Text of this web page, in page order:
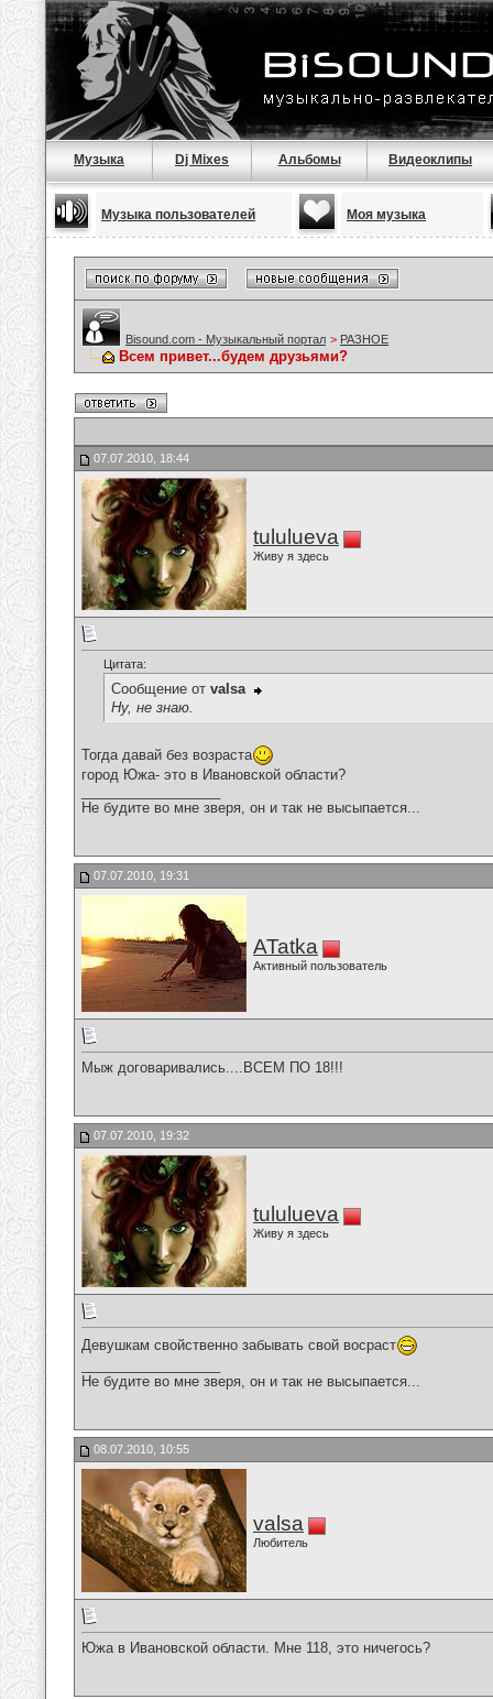
Музыка Dj Mixes Альбомы Видеоклипы
Музыка пользователей Моя музыка
Bisound.com - Музыкальный портал > РАЗНОЕ
Всем привет...будем друзьями?
07.07.2010, 18:44
tululueva
Живу я здесь
Цитата:
Сообщение от valsa
Ну, не знаю.
Тогда давай без возраста
город Южа- это в Ивановской области?
Не будите во мне зверя, он и так не высыпается...
07.07.2010, 19:31
ATatka
Активный пользователь
Мыж договаривались....ВСЕМ ПО 18!!!
07.07.2010, 19:32
tululueva
Живу я здесь
Девушкам свойственно забывать свой восраст
Не будите во мне зверя, он и так не высыпается...
08.07.2010, 10:55
valsa
Любитель
Южа в Ивановской области. Мне 118, это ничегось?